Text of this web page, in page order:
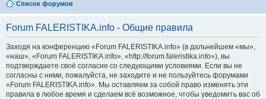
Список форумов
Forum FALERISTIKA.info - Общие правила
Заходя на конференцию «Forum FALERISTIKA.info» (в дальнейшем «мы»,
«наш», «Forum FALERISTIKA.info», «http://forum.faleristika.info»), вы
подтверждаете своё согласие со следующими условиями. Если вы не
согласны с ними, пожалуйста, не заходите и не пользуйтесь форумами
«Forum FALERISTIKA.info». Мы оставляем за собой право изменять эти
правила в любое время и сделаем всё возможное, чтобы уведомить вас об